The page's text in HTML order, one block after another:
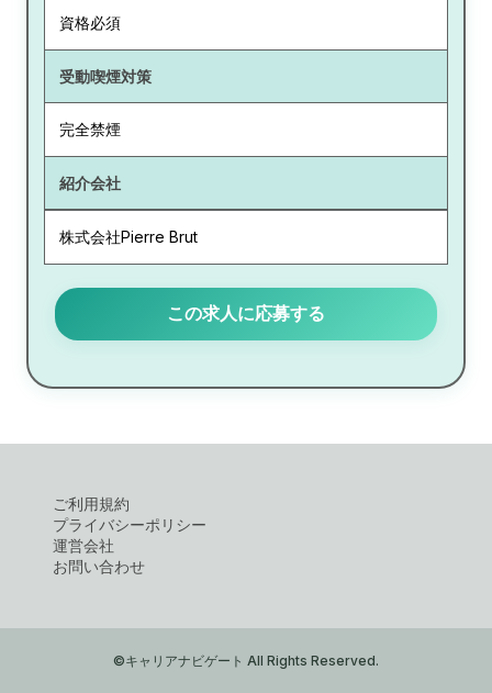
資格必須
受動喫煙対策
完全禁煙
紹介会社
株式会社Pierre Brut
この求人に応募する
ご利用規約
プライバシーポリシー
運営会社
お問い合わせ
©キャリアナビゲート All Rights Reserved.